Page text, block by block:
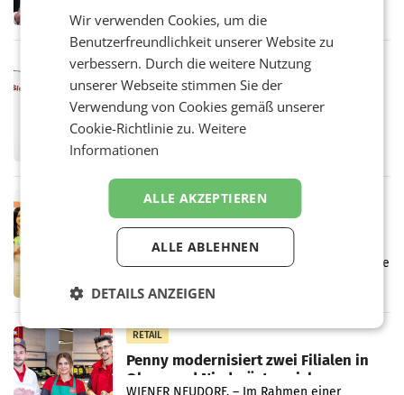
von 1.544,0 Mio. EUR erwirtschaftet, was
einem Plus von 3,8 Prozent gegenüber dem
Vergleichszeitraum
MARKETING & MEDIA
ProSiebenSat.1 spart und macht
überraschend viel Gewinn
UNTERFÖHRING/MAILAND/AMSTERDAM. Der
Fernsehkonzern ProSiebenSat.1 hat im
Frühjahr dank Kostensenkungen operativ
Markterwartung deutlich übertroffen.
RETAIL
Eine Bühne für Zirkularität: ARA und
Müller informieren am POS über
Über den gesamten August hinweg rücken die
Handelskonzern Müller die Initiative
Müller-Filialen
RETAIL
Penny modernisiert zwei Filialen in
Ober- und Niederösterreich
WIENER NEUDORF. – Im Rahmen einer
Wir verwenden Cookies, um die
Benutzerfreundlichkeit unserer Website zu
verbessern. Durch die weitere Nutzung
unserer Webseite stimmen Sie der
Verwendung von Cookies gemäß unserer
Cookie-Richtlinie zu.Weitere
Informationen
ALLE AKZEPTIEREN
ALLE ABLEHNEN
DETAILS ANZEIGEN